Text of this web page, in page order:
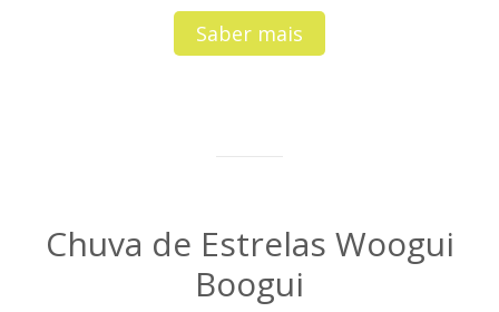
Saber mais
Chuva de Estrelas Woogui
Boogui